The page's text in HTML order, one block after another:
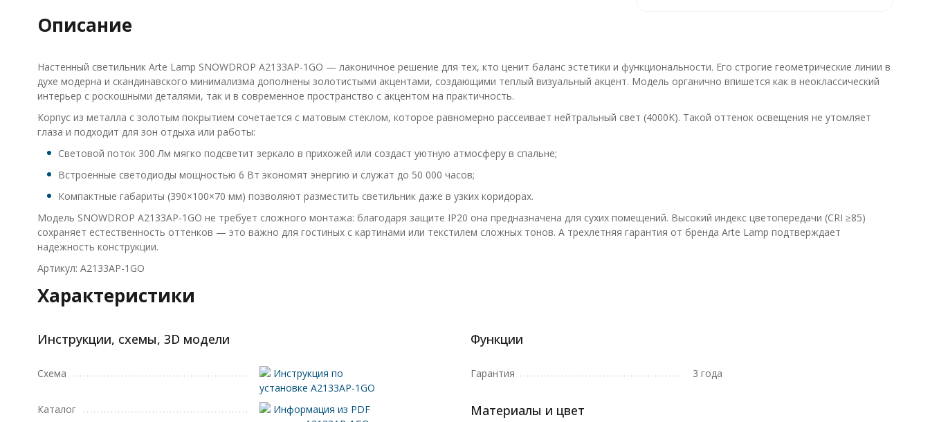
Описание
Настенный светильник Arte Lamp SNOWDROP A2133AP-1GO — лаконичное решение для тех, кто ценит баланс эстетики и функциональности. Его строгие геометрические линии в
духе модерна и скандинавского минимализма дополнены золотистыми акцентами, создающими теплый визуальный акцент. Модель органично впишется как в неоклассический
интерьер с роскошными деталями, так и в современное пространство с акцентом на практичность.
Корпус из металла с золотым покрытием сочетается с матовым стеклом, которое равномерно рассеивает нейтральный свет (4000K). Такой оттенок освещения не утомляет
глаза и подходит для зон отдыха или работы:
Световой поток 300 Лм мягко подсветит зеркало в прихожей или создаст уютную атмосферу в спальне;
Встроенные светодиоды мощностью 6 Вт экономят энергию и служат до 50 000 часов;
Компактные габариты (390×100×70 мм) позволяют разместить светильник даже в узких коридорах.
Модель SNOWDROP A2133AP-1GO не требует сложного монтажа: благодаря защите IP20 она предназначена для сухих помещений. Высокий индекс цветопередачи (CRI ≥85)
сохраняет естественность оттенков — это важно для гостиных с картинами или текстилем сложных тонов. А трехлетняя гарантия от бренда Arte Lamp подтверждает
надежность конструкции.
Артикул: A2133AP-1GO
Характеристики
Инструкции, схемы, 3D модели
Схема
Инструкция по
установке A2133AP-1GO
Каталог
Информация из PDF
Функции
Гарантия 3 года
Материалы и цвет